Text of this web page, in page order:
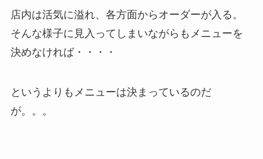
店内は活気に溢れ、各方面からオーダーが入る。
そんな様子に見入ってしまいながらもメニューを
決めなければ・・・・
というよりもメニューは決まっているのだ
が。。。